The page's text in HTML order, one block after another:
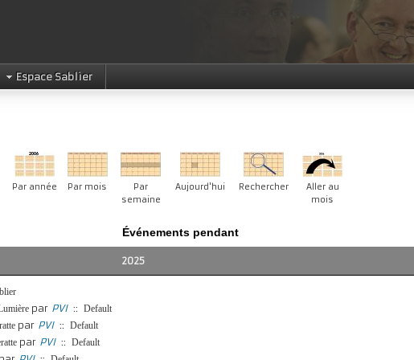
Espace Sablier
Par année Par mois
Par
semaine
Aujourd'hui Rechercher
Aller au
mois
Événements pendant
2025
par PVI:: Default
par PVI:: Default
par PVI:: Default